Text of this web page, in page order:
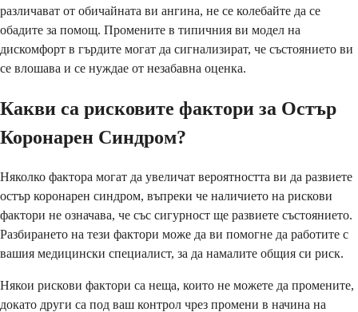
различават от обичайната ви ангина, не се колебайте да се
обадите за помощ. Промените в типичния ви модел на
дискомфорт в гърдите могат да сигнализират, че състоянието ви
се влошава и се нуждае от незабавна оценка.
Какви са рисковите фактори за Остър
Коронарен Синдром?
Няколко фактора могат да увеличат вероятността ви да развиете
остър коронарен синдром, въпреки че наличието на рискови
фактори не означава, че със сигурност ще развиете състоянието.
Разбирането на тези фактори може да ви помогне да работите с
вашия медицински специалист, за да намалите общия си риск.
Някои рискови фактори са неща, които не можете да промените,
докато други са под ваш контрол чрез промени в начина на